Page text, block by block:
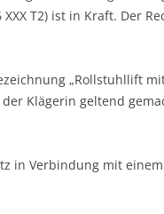
XXX T2) ist in Kraft. Der
„Rollstuhllift
der Klägerin geltend
in Verbindung mit